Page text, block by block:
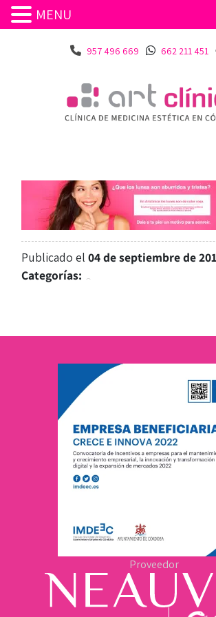
957 496 669 662 211 451
Publicado el04 de septiembre de
Categorías:
Proveedor
MENU